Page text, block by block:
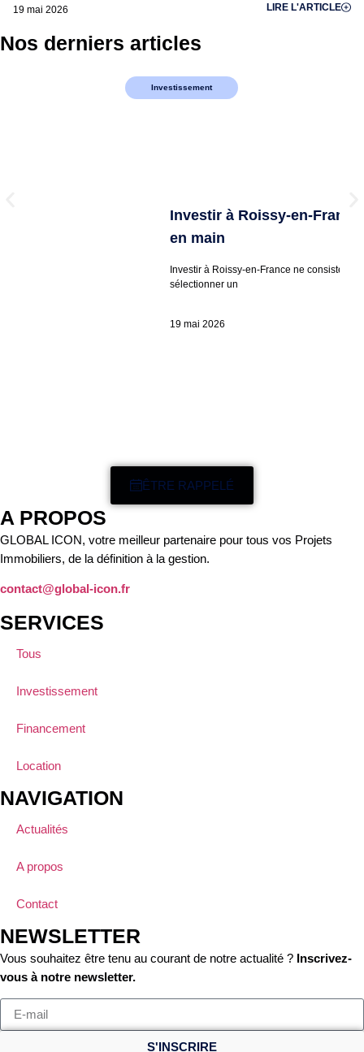
19 mai 2026 LIRE L'ARTICLE
Nos derniers articles
Investissement
Investir à Roissy-en-
en main
Investir à Roissy-en-France ne consiste
sélectionner un
19 mai 2026
ÊTRE RAPPELÉ
A PROPOS
GLOBAL ICON, votre meilleur partenaire pour tous vos Projets
Immobiliers, de la définition à la gestion.
contact@global-icon.fr
SERVICES
Tous
Investissement
Financement
Location
NAVIGATION
Actualités
A propos
Contact
NEWSLETTER
Vous souhaitez être tenu au courant de notre actualité ? Inscrivez-
vous à notre newsletter.
S'INSCRIRE